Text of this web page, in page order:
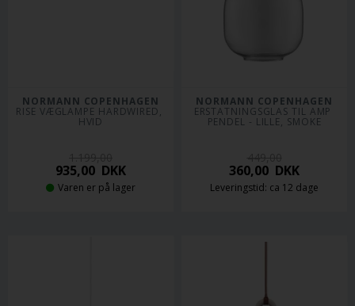
NORMANN COPENHAGEN
RISE VÆGLAMPE HARDWIRED,
HVID
935,00 DKK
Varen er på lager
NORMANN COPENHAGEN
ERSTATNINGSGLAS TIL AMP
PENDEL - LILLE, SMOKE
360,00 DKK
Leveringstid: ca 12 dage